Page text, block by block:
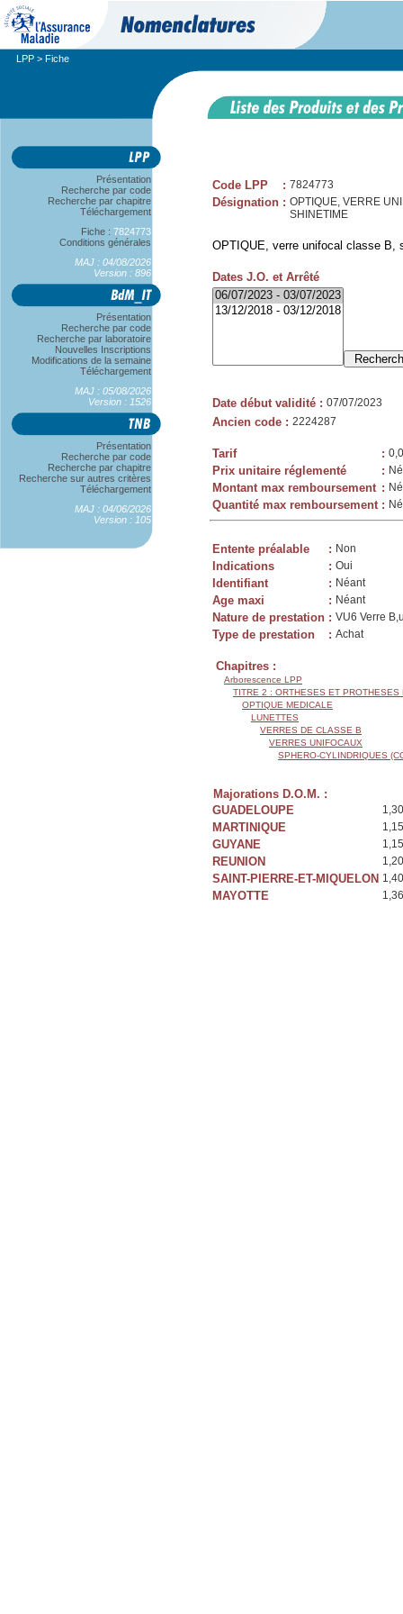
LPP > Fiche
Présentation
Recherche par code
Recherche par chapitre
Téléchargement
Fiche : 7824773
Conditions générales
MAJ : 04/08/2026
Version : 896
Présentation
Recherche par code
Recherche par laboratoire
Nouvelles Inscriptions
Modifications de la semaine
Téléchargement
MAJ : 05/08/2026
Version : 1526
Présentation
Recherche par code
Recherche par chapitre
Recherche sur autres critères
Téléchargement
MAJ : 04/06/2026
Version : 105
Code LPP : 7824773
Désignation : OPTIQUE, VERRE
SHINETIME
OPTIQUE, verre unifocal classe B,
Dates J.O. et Arrêté
Date début validité : 07/07/2023
Ancien code : 2224287
Tarif :
Prix unitaire réglementé :
Montant max remboursement :
Quantité max remboursement :
Entente préalable : Non
Indications : Oui
Identifiant : Néant
Age maxi : Néant
Nature de prestation : VU6 Verre
Type de prestation : Achat
Chapitres :
Arborescence LPP
TITRE 2 : ORTHESES ET PROTHESES
OPTIQUE MEDICALE
LUNETTES
VERRES DE CLASSE B
VERRES UNIFOCAUX
SPHERO-CYLINDRIQUES
Majorations D.O.M. :
GUADELOUPE
MARTINIQUE
GUYANE
REUNION
SAINT-PIERRE-ET-MIQUELON
MAYOTTE